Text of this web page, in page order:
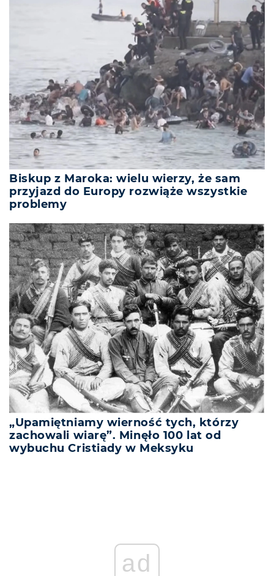
Biskup z Maroka: wielu wierzy, że sam
przyjazd do Europy rozwiąże wszystkie
problemy
„Upamiętniamy wierność tych, którzy
zachowali wiarę”. Minęło 100 lat od
wybuchu Cristiady w Meksyku
ad